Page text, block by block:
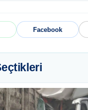
Facebook